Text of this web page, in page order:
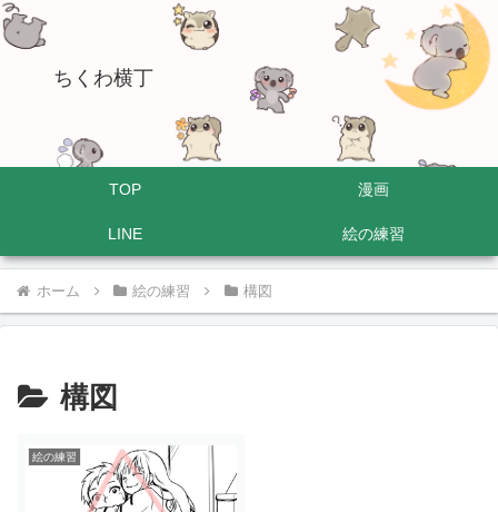
ちくわ横丁
TOP 漫画
LINE 絵の練習
ホーム 絵の練習 構図
構図
絵の練習